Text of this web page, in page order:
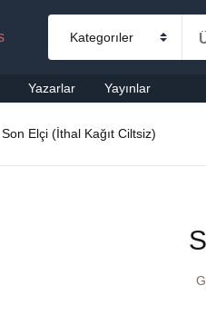
Yazarlar Yayınlar
Başvuru
Son Elçi (İthal Kağıt Ciltsiz)